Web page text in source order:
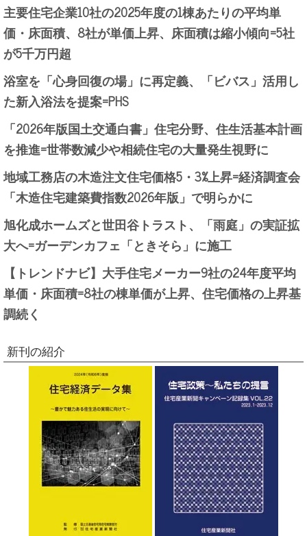
主要住宅企業10社の2025年度の1棟あたりの平均単
価・床面積、8社が単価上昇、床面積は縮小傾向=5社
が5千万円超
浴室を「心身回復の場」に再定義、「ビバス」活用し
た新入浴法を提案=PHS
「2026年版国土交通白書」住宅分野、住生活基本計画
を推進=世帯数減少や相続住宅の大量発生視野に
地域工務店の木造注文住宅価格5・3%上昇=経済調査会
「木造住宅建築費指数2026年版」で明らかに
旭化成ホームズと世田谷トラスト、「雨庭」の実証拡
大へ=ガーデンカフェ「ときそら」に施工
【トレンドナビ】大手住宅メーカー9社の24年度平均
単価・床面積=8社の棟単価が上昇、住宅価格の上昇基
調続く
新刊の紹介